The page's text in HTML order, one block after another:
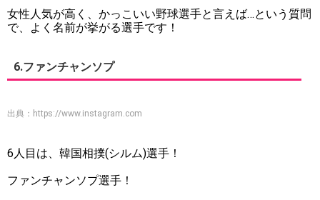
女性人気が高く、かっこいい野球選手と言えば…という質問
で、よく名前が挙がる選手です！
6.ファンチャンソプ
出典： https://www.instagram.com
6人目は、韓国相撲(シルム)選手！
ファンチャンソプ選手！